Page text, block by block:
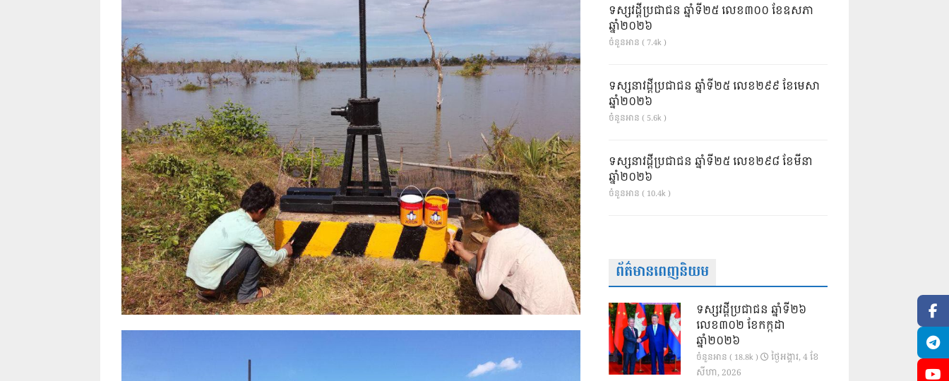
ទស្សវដ្តីប្រជាជន ឆ្នាំទី២៥ លេខ៣០០ ខែឧសភា
ឆ្នាំ២០២៦
ចំនួនអាន ( 7.4k )
ទស្សនាវដ្ដីប្រជាជន ឆ្នាំទី២៥ លេខ២៩៩ ខែមេសា
ឆ្នាំ២០២៦
ចំនួនអាន ( 5.6k )
ទស្សនាវដ្ដីប្រជាជន ឆ្នាំទី២៥ លេខ២៩៨ ខែមីនា
ឆ្នាំ២០២៦
ចំនួនអាន ( 10.4k )
ព័ត៌មានពេញនិយម
ទស្សវដ្តីប្រជាជន ឆ្នាំទី២៦
លេខ៣០២ ខែកក្កដា
ឆ្នាំ២០២៦
ចំនួនអាន ( 18.8k )
ថ្ងៃ​អង្គារ, 4 ខែ​
សីហា, 2026